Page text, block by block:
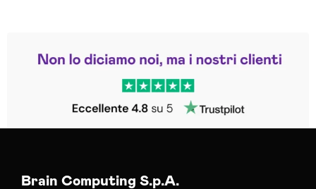
Trustpilot
Brain Computing S.p.A.